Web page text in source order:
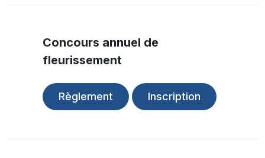
Concours annuel de
fleurissement
Règlement Inscription